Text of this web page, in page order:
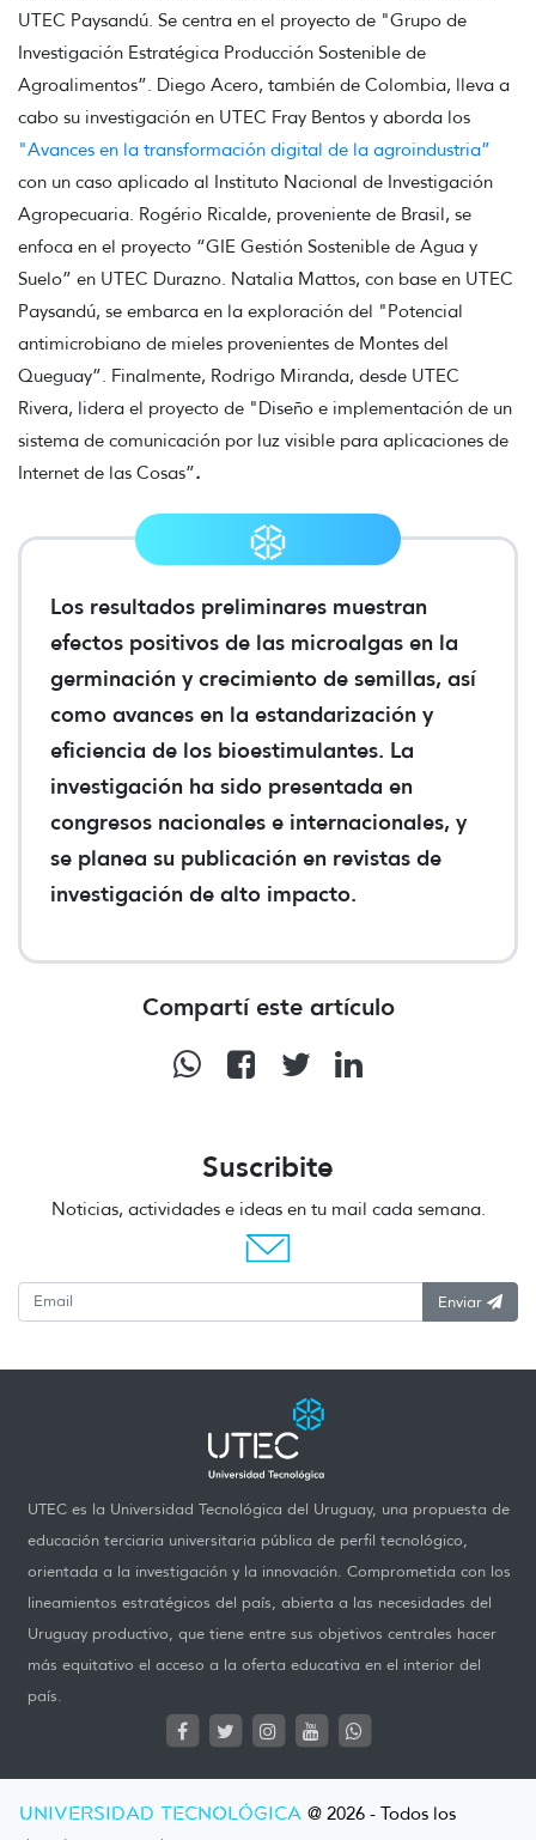
UTEC Paysandú. Se centra en el proyecto de "Grupo de
Investigación Estratégica Producción Sostenible de
Agroalimentos”. Diego Acero, también de Colombia, lleva a
cabo su investigación en UTEC Fray Bentos y aborda los
"Avances en la transformación digital de la agroindustria”
con un caso aplicado al Instituto Nacional de Investigación
Agropecuaria. Rogério Ricalde, proveniente de Brasil, se
enfoca en el proyecto “GIE Gestión Sostenible de Agua y
Suelo” en UTEC Durazno. Natalia Mattos, con base en UTEC
Paysandú, se embarca en la exploración del "Potencial
antimicrobiano de mieles provenientes de Montes del
Queguay”. Finalmente, Rodrigo Miranda, desde UTEC
Rivera, lidera el proyecto de "Diseño e implementación de un
sistema de comunicación por luz visible para aplicaciones de
Internet de las Cosas”.
Los resultados preliminares muestran
efectos positivos de las microalgas en la
germinación y crecimiento de semillas, así
como avances en la estandarización y
eficiencia de los bioestimulantes. La
investigación ha sido presentada en
congresos nacionales e internacionales, y
se planea su publicación en revistas de
investigación de alto impacto.
Compartí este artículo
Suscribite
Noticias, actividades e ideas en tu mail cada semana.
Enviar
UTEC es la Universidad Tecnológica del Uruguay, una propuesta de
educación terciaria universitaria pública de perfil tecnológico,
orientada a la investigación y la innovación. Comprometida con los
lineamientos estratégicos del país, abierta a las necesidades del
Uruguay productivo, que tiene entre sus objetivos centrales hacer
más equitativo el acceso a la oferta educativa en el interior del
país.
UNIVERSIDAD TECNOLÓGICA @ 2026 - Todos los